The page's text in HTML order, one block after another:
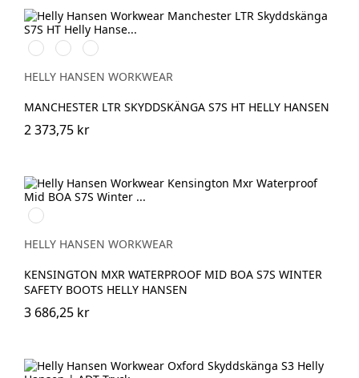
999
BLACK/GREY
724
NEW
WHEAT
780
DARK
BROWN
HELLY HANSEN WORKWEAR
MANCHESTER LTR SKYDDSKÄNGA S7S HT HELLY HANSEN
2 373,75 kr
990
BLACK
HELLY HANSEN WORKWEAR
KENSINGTON MXR WATERPROOF MID BOA S7S WINTER
SAFETY BOOTS HELLY HANSEN
3 686,25 kr